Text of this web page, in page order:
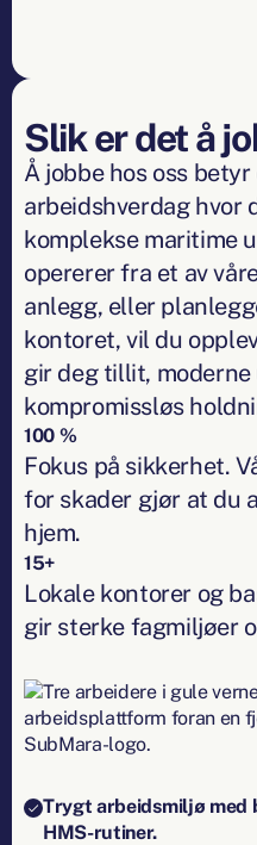
Slik er det å
Å jobbe hos oss
arbeidshverdag hvor
komplekse maritime
opererer fra et av
anlegg, eller
kontoret, vil du
gir deg tillit,
kompromissløs
100 %
Fokus på sikkerhet.
for skader gjør at du
hjem.
15+
Lokale kontorer og
gir sterke fagmiljøer
Trygt arbeidsmiljø med
HMS-rutiner.